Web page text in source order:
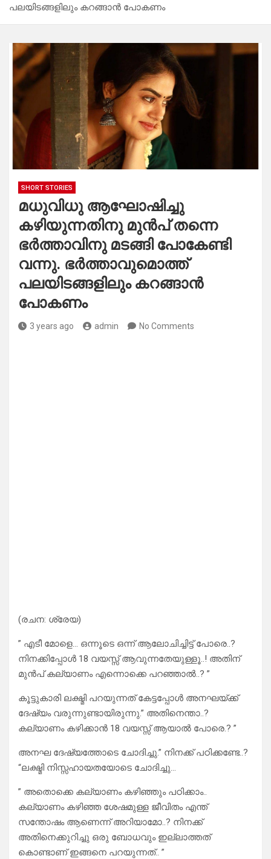
പലയിടങ്ങളിലും കറങ്ങാൻ പോകണം
SHORT STORIES
മധുവിധു ആഘോഷിച്ചു
കഴിയുന്നതിനു മുൻപ് തന്നെ
ഭർത്താവിനു മടങ്ങി പോകേണ്ടി
വന്നു. ഭർത്താവുമൊത്ത്
പലയിടങ്ങളിലും കറങ്ങാൻ
പോകണം
3 years ago admin No Comments
(രചന: ശ്രേയ)
” എടീ മോളെ… ഒന്നൂടെ ഒന്ന് ആലോചിച്ചിട്ട് പോരെ..?
നിനക്കിപ്പോൾ 18 വയസ്സ് ആവുന്നതേയുള്ളൂ..! അതിന്
മുൻപ് കല്യാണം എന്നൊക്കെ പറഞ്ഞാൽ..? ”
കൂട്ടുകാരി ലക്ഷ്മി പറയുന്നത് കേട്ടപ്പോൾ അനഘയ്ക്ക്
ദേഷ്യം വരുന്നുണ്ടായിരുന്നു.” അതിനെന്താ..?
കല്യാണം കഴിക്കാൻ 18 വയസ്സ് ആയാൽ പോരെ.? ”
അനഘ ദേഷ്യത്തോടെ ചോദിച്ചു.” നിനക്ക് പഠിക്കണ്ടേ..?
“ലക്ഷ്മി നിസ്സഹായതയോടെ ചോദിച്ചു…
” അതൊക്കെ കല്യാണം കഴിഞ്ഞും പഠിക്കാം..
കല്യാണം കഴിഞ്ഞ ശേഷമുള്ള ജീവിതം എന്ത്
സന്തോഷം ആണെന്ന് അറിയാമോ..? നിനക്ക്
അതിനെക്കുറിച്ചു ഒരു ബോധവും ഇല്ലാത്തത്
കൊണ്ടാണ് ഇങ്ങനെ പറയുന്നത്.. ”